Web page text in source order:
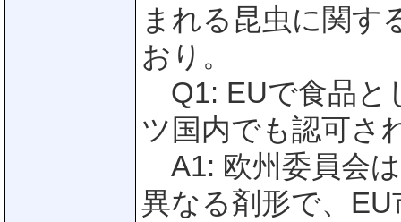
まれる昆虫に関す
おり。
Q1: EUで食品と
ツ国内でも認可さ
A1: 欧州委員会
異なる剤形で、